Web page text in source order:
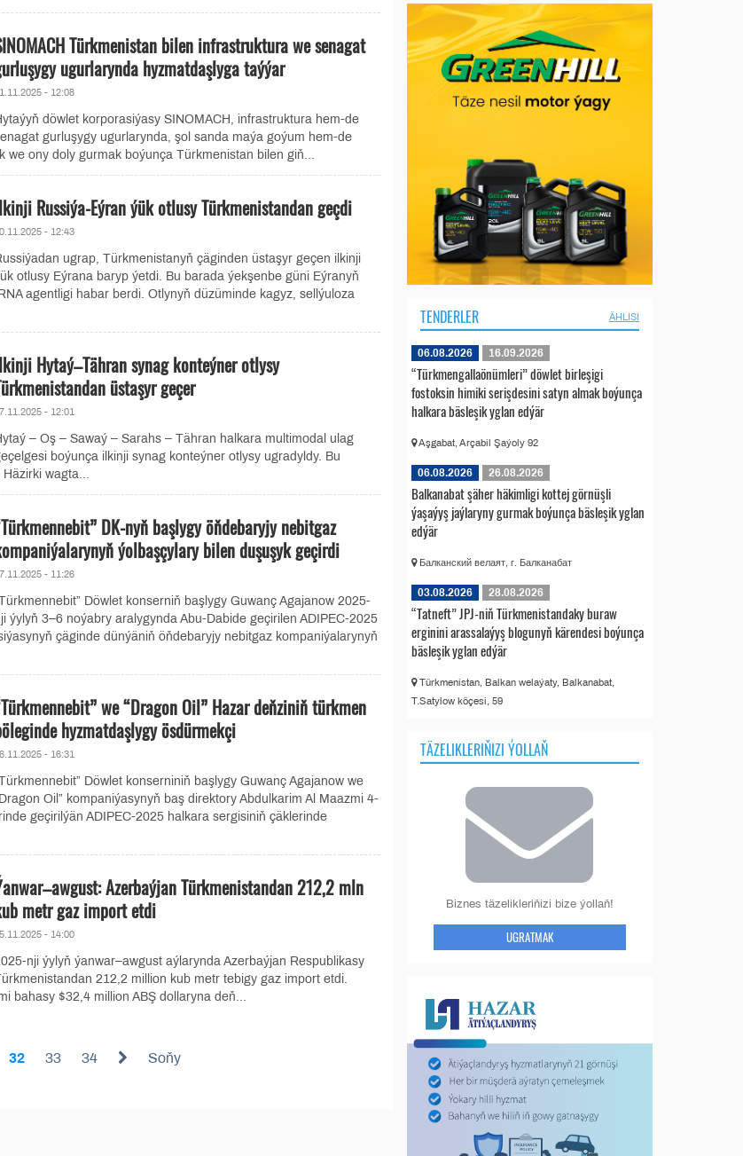
Türkmenistan bilen infrastruktura we senagat
ugurlarynda hyzmatdaşlyga taýýar
- 12:08
döwlet korporasiýasy SINOMACH, infrastruktura hem-de
gurluşygy ugurlarynda, şol sanda maýa goýum hem-de
we ony doly gurmak boýunça Türkmenistan bilen giň...
Russiýa-Eýran ýük otlusy Türkmenistandan geçdi
- 12:43
ugrap, Türkmenistanyň çäginden üstaşyr geçen ilkinji
otlusy Eýrana baryp ýetdi. Bu barada ýekşenbe güni Eýranyň
IRNA agentligi habar berdi. Otlynyň düzüminde kagyz, sellýuloza
Hytaý–Tähran synag konteýner otlysy
üstaşyr geçer
- 12:01
– Oş – Sawaý – Sarahs – Tähran halkara multimodal ulag
boýunça ilkinji synag konteýner otlysy ugradyldy. Bu
wagta...
DK-nyň başlygy öňdebaryjy nebitgaz
ýolbaşçylary bilen duşuşyk geçirdi
- 11:26
Döwlet konserniň başlygy Guwanç Agajanow 2025-
ýylyň 3–6 noýabry aralygynda Abu-Dabide geçirilen ADIPEC-2025
çäginde dünýäniň öňdebaryjy nebitgaz kompaniýalarynyň
we “Dragon Oil” Hazar deňziniň türkmen
hyzmatdaşlygy ösdürmekçi
- 16:31
Döwlet konserniniň başlygy Guwanç Agajanow we
Oil” kompaniýasynyň baş direktory Abdulkarim Al Maazmi 4-
geçirilýän ADIPEC-2025 halkara sergisiniň çäklerinde
Azerbaýjan Türkmenistandan 212,2 mln
metr gaz import etdi
- 14:00
nji ýylyň ýanwar–awgust aýlarynda Azerbaýjan Respublikasy
212,2 million kub metr tebigy gaz import etdi.
bahasy $32,4 million ABŞ dollaryna deň...
32 33 34 Soňy
TENDERLER ÄHLISI
06.08.2026 16.09.2026
“Türkmengallaönümleri” döwlet birleşigi
fostoksin himiki serişdesini satyn almak boýunça
halkara bäsleşik yglan edýär
Aşgabat, Arçabil Şaýoly 92
06.08.2026 26.08.2026
Balkanabat şäher häkimligi kottej görnüşli
ýaşaýyş jaýlaryny gurmak boýunça bäsleşik yglan
edýär
Балканский велаят, г. Балканабат
03.08.2026 28.08.2026
“Tatneft” JPJ-niň Türkmenistandaky buraw
erginini arassalaýyş blogunyň kärendesi boýunça
bäsleşik yglan edýär
Türkmenistan, Balkan welaýaty, Balkanabat,
T.Satylow köçesi, 59
TÄZELIKLERIŇIZI ÝOLLAŇ
Biznes täzelikleriňizi bize ýollaň!
UGRATMAK